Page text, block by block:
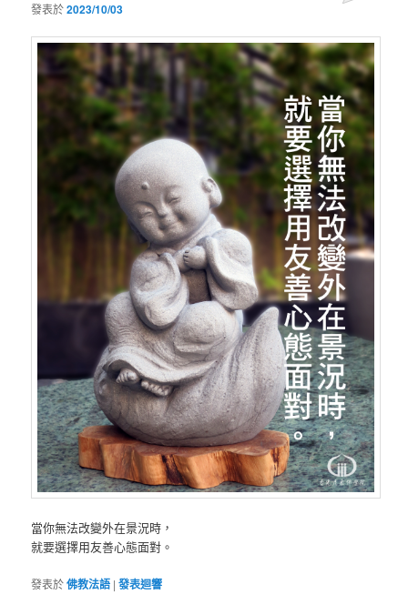
發表於2023/10/03
當你無法改變外在景況時，
就要選擇用友善心態面對。
發表於佛教法語 |發表迴響